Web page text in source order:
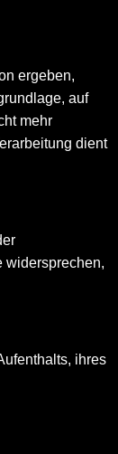
ergeben,
auf
mehr
dient
widersprechen,
ihres